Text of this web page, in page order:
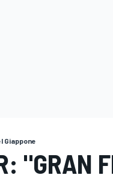
Giappone
"GRAN